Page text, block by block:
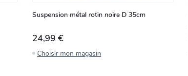
Suspension métal rotin noire D 35cm
24,99 €
Choisir mon magasin